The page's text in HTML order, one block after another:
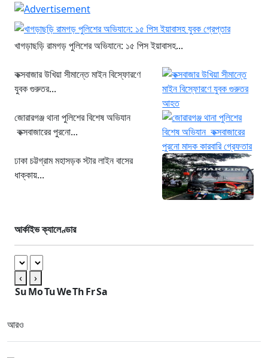
খাগড়াছড়ি রামগড় পুলিশের অভিযানে: ১৫ পিস ইয়াবাসহ...
কক্সবাজার উখিয়া সীমান্তে মাইন বিস্ফোরণে
যুবক গুরুতর...
জোরারগঞ্জ থানা পুলিশের বিশেষ অভিযান
কক্সবাজারের পুরনো...
ঢাকা চট্টগ্রাম মহাসড়ক স্টার লাইন বাসের
ধাক্কায়...
আর্কাইভ ক্যালেণ্ডার
‹
›
SuMoTuWeThFrSa
আরও